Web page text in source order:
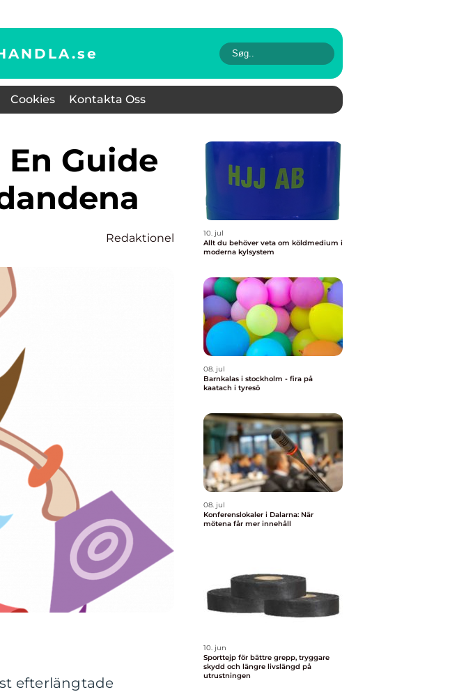
se
Cookies Kontakta Oss
Redaktionel
efterlängtade
10. jul
Allt du behöver veta om köldmedium i
moderna kylsystem
08. jul
Barnkalas i stockholm - fira på
kaatach i tyresö
08. jul
Konferenslokaler i Dalarna: När
mötena får mer innehåll
10. jun
Sporttejp för bättre grepp, tryggare
skydd och längre livslängd på
utrustningen